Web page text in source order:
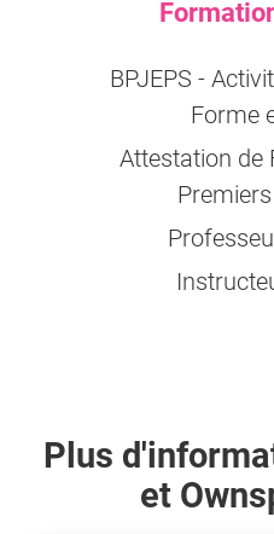
BPJEPS -
Forme
Attestation de
Plus
et